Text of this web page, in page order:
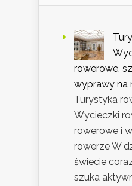
rowerowe,
wyprawy na
Turystyka
Wycieczki
rowerowe i
rowerze W
świecie
szuka